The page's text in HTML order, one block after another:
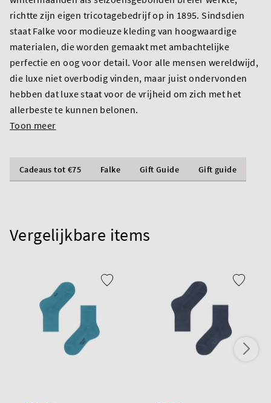
richtte zijn eigen tricotagebedrijf op in 1895. Sindsdien
staat Falke voor modieuze kleding van hoogwaardige
materialen, die worden gemaakt met ambachtelijke
perfectie en oog voor detail. Voor alle mensen wereldwijd,
die luxe niet overbodig vinden, maar juist ondervonden
hebben dat luxe staat voor de vrijheid om zich met het
allerbeste te kunnen belonen.
Toon meer
Cadeaus tot €75 Falke Gift Guide Gift guide
Vergelijkbare items